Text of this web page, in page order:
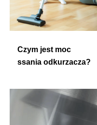
Czym jest moc
ssania odkurzacza?